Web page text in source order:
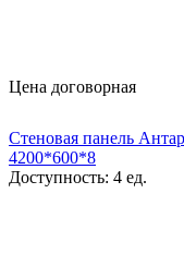
Цена договорная
Стеновая панель
4200*600*8
Доступность: 4 ед.